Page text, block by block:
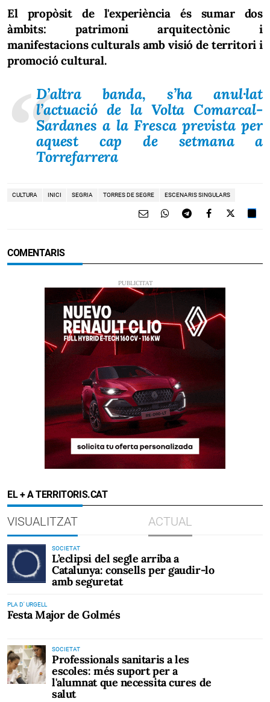
El propòsit de l'experiència és sumar dos
àmbits: patrimoni arquitectònic i
manifestacions culturals amb visió de territori i
promoció cultural.
D’altra banda, s’ha anul·lat
l’actuació de la Volta Comarcal-
Sardanes a la Fresca prevista per
aquest cap de setmana a
Torrefarrera
CULTURA INICI SEGRIA TORRES DE SEGRE ESCENARIS SINGULARS
COMENTARIS
EL + A TERRITORIS.CAT
VISUALITZAT ACTUAL
SOCIETAT
L’eclipsi del segle arriba a
Catalunya: consells per gaudir-lo
amb seguretat
PLA D' URGELL
Festa Major de Golmés
SOCIETAT
Professionals sanitaris a les
escoles: més suport per a
l'alumnat que necessita cures de
salut